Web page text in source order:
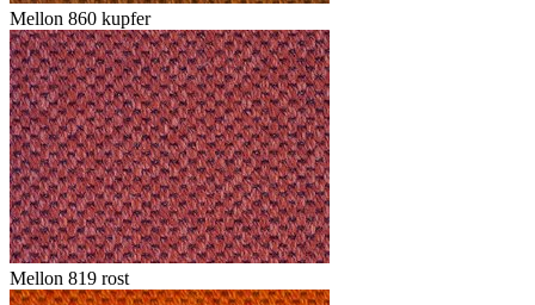
Mellon 860 kupfer
Mellon 819 rost